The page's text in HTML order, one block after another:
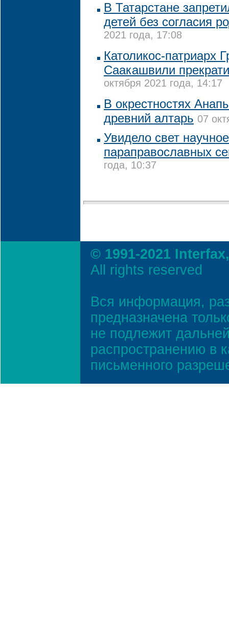
В Татарстане
детей без согласия
2021 года, 17:08
Католикос-патриарх
Саакашвили
октября 2021 года, 14:17
В окрестностях
древний алтарь 07
Увидело свет
параправославных
года, 10:37
© 1991-2021
All rights reserved
Вся информация,
предназначена
не подлежит
распространению в
письменного